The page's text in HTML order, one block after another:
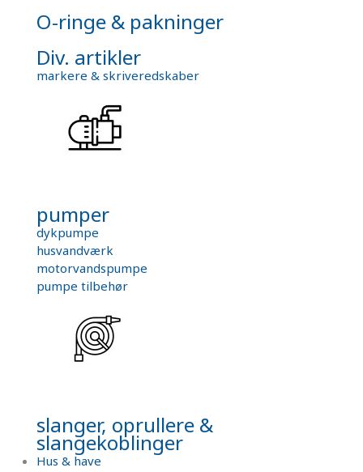
O-ringe & pakninger
Div. artikler
markere & skriveredskaber
pumper
dykpumpe
husvandværk
motorvandspumpe
pumpe tilbehør
slanger, oprullere &
slangekoblinger
Hus & have